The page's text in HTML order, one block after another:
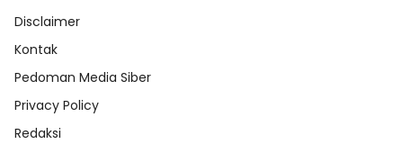
Disclaimer
Kontak
Pedoman Media Siber
Privacy Policy
Redaksi